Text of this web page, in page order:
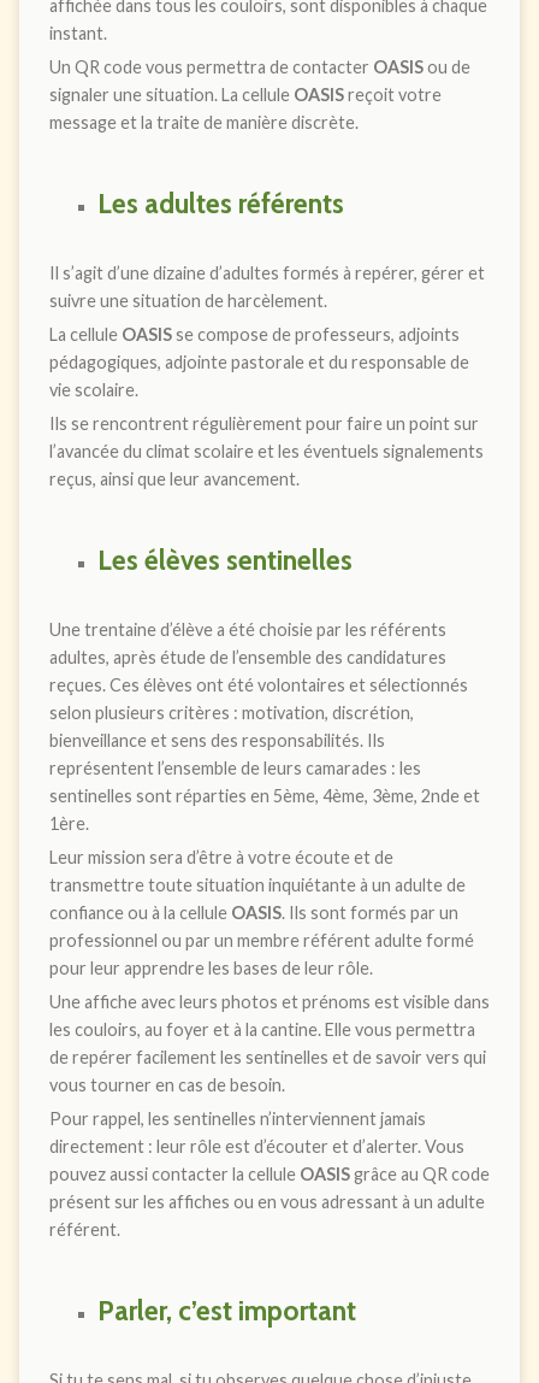
affichée dans tous les couloirs, sont disponibles à chaque
instant.
Un QR code vous permettra de contacter OASIS ou de
signaler une situation. La cellule OASISreçoit votre
message et la traite de manière discrète.
Les adultes référents
Il s’agit d’une dizaine d’adultes formés à repérer, gérer et
suivre une situation de harcèlement.
La cellule OASISse compose de professeurs, adjoints
pédagogiques, adjointe pastorale et du responsable de
vie scolaire.
Ils se rencontrent régulièrement pour faire un point sur
l’avancée du climat scolaire et les éventuels signalements
reçus, ainsi que leur avancement.
Les élèves sentinelles
Une trentaine d’élève a été choisie par les référents
adultes, après étude de l’ensemble des candidatures
reçues. Ces élèves ont été volontaires et sélectionnés
selon plusieurs critères : motivation, discrétion,
bienveillance et sens des responsabilités. Ils
représentent l’ensemble de leurs camarades : les
sentinelles sont réparties en 5ème, 4ème, 3ème, 2nde et
1ère.
Leur mission sera d’être à votre écoute et de
transmettre toute situation inquiétante à un adulte de
confiance ou à la cellule OASIS. Ils sont formés par un
professionnel ou par un membre référent adulte formé
pour leur apprendre les bases de leur rôle.
Une affiche avec leurs photos et prénoms est visible dans
les couloirs, au foyer et à la cantine. Elle vous permettra
de repérer facilement les sentinelles et de savoir vers qui
vous tourner en cas de besoin.
Pour rappel, les sentinelles n’interviennent jamais
directement : leur rôle est d’écouter et d’alerter. Vous
pouvez aussi contacter la cellule OASISgrâce au QR code
présent sur les affiches ou en vous adressant à un adulte
référent.
Parler, c’est important